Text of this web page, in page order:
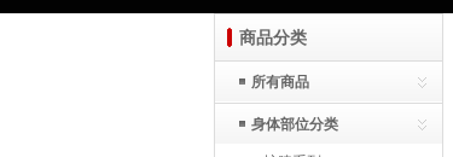
商品分类
所有商品
身体部位分类